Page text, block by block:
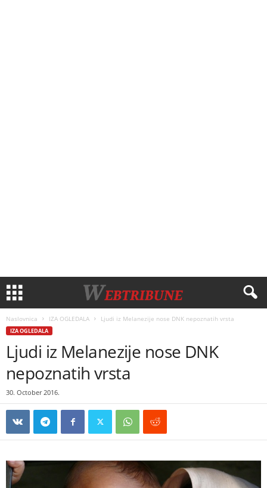
Naslovnica IZA OGLEDALA Ljudi iz Melanezije nose DNK nepoznatih vrsta
IZA OGLEDALA
Ljudi iz Melanezije nose DNK
nepoznatih vrsta
30. October 2016.